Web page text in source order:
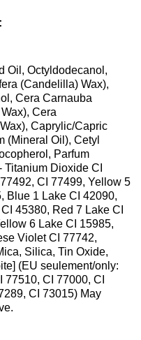
Oil, Octyldodecanol,
(Candelilla) Wax),
Cera Carnauba
Cera
Caprylic/Capric
(Mineral Oil), Cetyl
Parfum
Titanium Dioxide CI
CI 77499, Yellow 5
Blue 1 Lake CI 42090,
45380, Red 7 Lake CI
6 Lake CI 15985,
Violet CI 77742,
Silica, Tin Oxide,
(EU seulement/only:
CI 77000, CI
CI 73015) May